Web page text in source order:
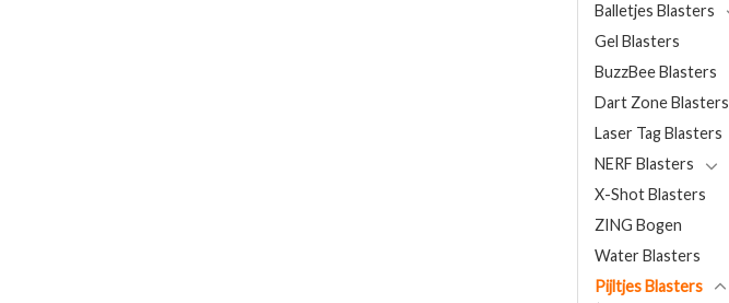
Balletjes Blasters
Gel Blasters
BuzzBee Blasters
Dart Zone Blasters
Laser Tag Blasters
NERF Blasters
X-Shot Blasters
ZING Bogen
Water Blasters
Pijltjes Blasters